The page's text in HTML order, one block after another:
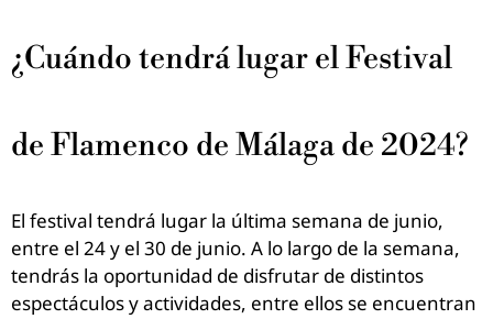
¿Cuándo tendrá lugar el Festival
de Flamenco de Málaga de 2024?
El festival tendrá lugar la última semana de junio,
entre el 24 y el 30 de junio. A lo largo de la semana,
tendrás la oportunidad de disfrutar de distintos
espectáculos y actividades, entre ellos se encuentran